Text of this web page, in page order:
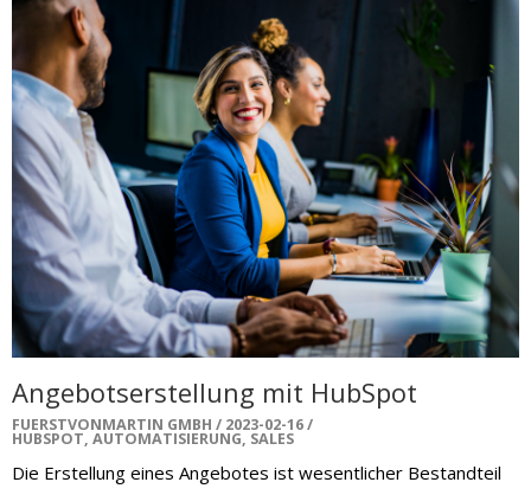
Angebotserstellung mit HubSpot
FUERSTVONMARTIN GMBH 2023-02-16
HUBSPOT, AUTOMATISIERUNG, SALES
Die Erstellung eines Angebotes ist wesentlicher Bestandteil